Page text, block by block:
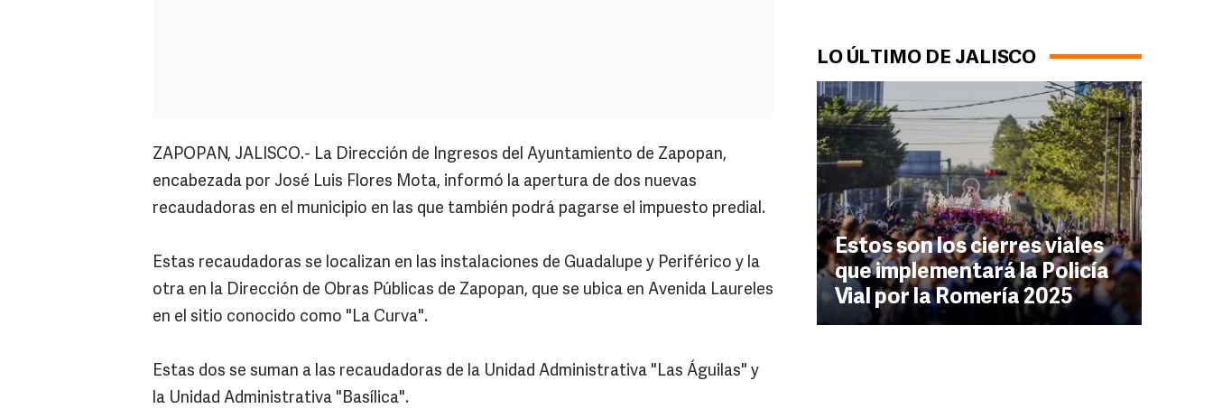
LO ÚLTIMO DE JALISCO
Estos son los cierres viales
que implementará la Policía
Vial por la Romería 2025
ZAPOPAN, JALISCO.- La Dirección de Ingresos del Ayuntamiento de Zapopan,
encabezada por José Luis Flores Mota, informó la apertura de dos nuevas
recaudadoras en el municipio en las que también podrá pagarse el impuesto predial.
Estas recaudadoras se localizan en las instalaciones de Guadalupe y Periférico y la
otra en la Dirección de Obras Públicas de Zapopan, que se ubica en Avenida Laureles
en el sitio conocido como "La Curva".
Estas dos se suman a las recaudadoras de la Unidad Administrativa "Las Águilas" y
la Unidad Administrativa "Basílica".